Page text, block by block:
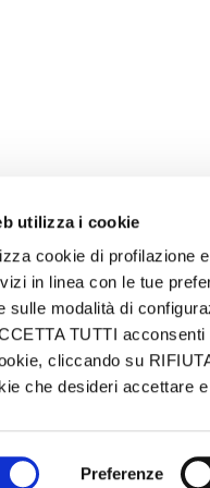
utilizza i cookie
cookie di profilazione
in linea con le tue
sulle modalità di
TUTTI
cliccando su
che desideri accettare
Preferenze
i.v.
ESPLORA VITA IN
Chi siamo
Contatti
Pubblicità
sito